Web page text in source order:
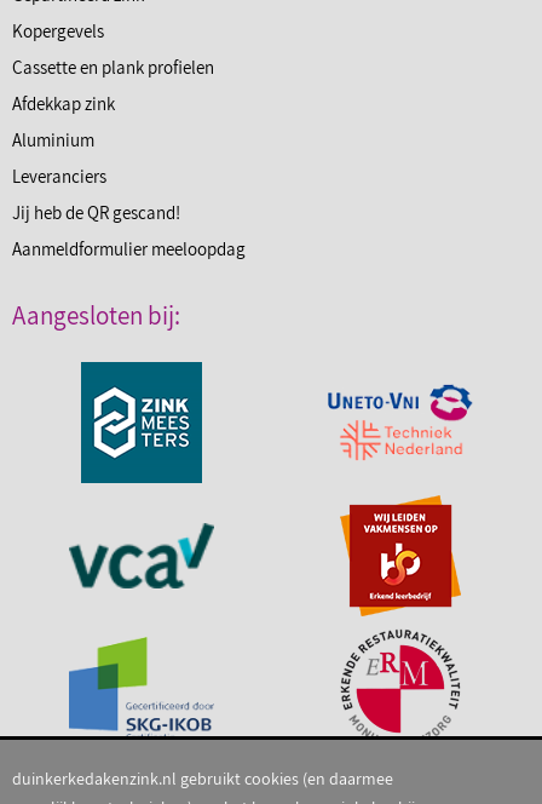
Kopergevels
Cassette en plank profielen
Afdekkap zink
Aluminium
Leveranciers
Jij heb de QR gescand!
Aanmeldformulier meeloopdag
Aangesloten bij:
duinkerkedakenzink.nl gebruikt cookies (en daarmee